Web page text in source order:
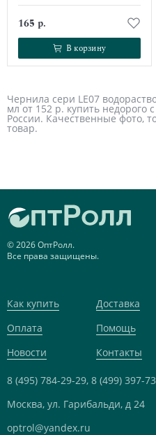
165 р.
В корзину
В корзину
Чернила сери LE07
мл от 152 р. купить недорого
России. Качественные фото,
товар.
© 2026 ОптРолл.
Все права защищены.
Как купить
Доставка
Оплата
Помощь
Новости
Контакты
8 (495) 784-29-29, 8 (499) 397-
Москва, ул. Гарибальди, д 24
optrol@yandex.ru